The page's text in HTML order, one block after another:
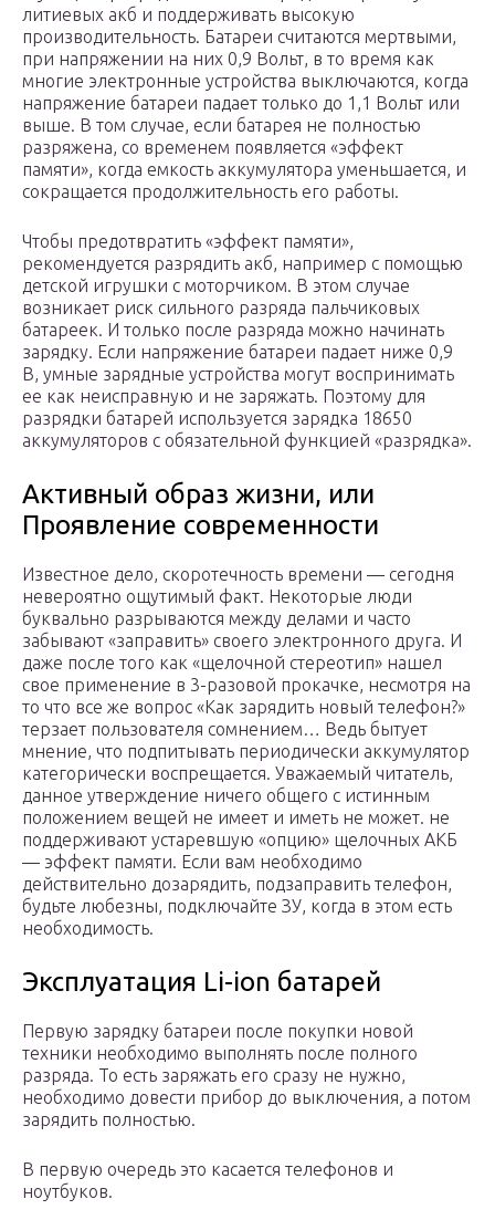
литиевых акб и поддерживать высокую
производительность. Батареи считаются мертвыми,
при напряжении на них 0,9 Вольт, в то время как
многие электронные устройства выключаются, когда
напряжение батареи падает только до 1,1 Вольт или
выше. В том случае, если батарея не полностью
разряжена, со временем появляется «эффект
памяти», когда емкость аккумулятора уменьшается, и
сокращается продолжительность его работы.
Чтобы предотвратить «эффект памяти»,
рекомендуется разрядить акб, например с помощью
детской игрушки с моторчиком. В этом случае
возникает риск сильного разряда пальчиковых
батареек. И только после разряда можно начинать
зарядку. Если напряжение батареи падает ниже 0,9
В, умные зарядные устройства могут воспринимать
ее как неисправную и не заряжать. Поэтому для
разрядки батарей используется зарядка 18650
аккумуляторов с обязательной функцией «разрядка».
Активный образ жизни, или
Проявление современности
Известное дело, скоротечность времени — сегодня
невероятно ощутимый факт. Некоторые люди
буквально разрываются между делами и часто
забывают «заправить» своего электронного друга. И
даже после того как «щелочной стереотип» нашел
свое применение в 3-разовой прокачке, несмотря на
то что все же вопрос «Как зарядить новый телефон?»
терзает пользователя сомнением… Ведь бытует
мнение, что подпитывать периодически аккумулятор
категорически воспрещается. Уважаемый читатель,
данное утверждение ничего общего с истинным
положением вещей не имеет и иметь не может. не
поддерживают устаревшую «опцию» щелочных АКБ
— эффект памяти. Если вам необходимо
действительно дозарядить, подзаправить телефон,
будьте любезны, подключайте ЗУ, когда в этом есть
необходимость.
Эксплуатация Li-ion батарей
Первую зарядку батареи после покупки новой
техники необходимо выполнять после полного
разряда. То есть заряжать его сразу не нужно,
необходимо довести прибор до выключения, а потом
зарядить полностью.
В первую очередь это касается телефонов и
ноутбуков.